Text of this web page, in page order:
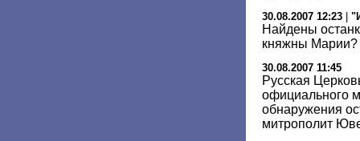
30.08.2007 12:23 |
Найдены
княжны Марии?
30.08.2007 11:45
Русская
официального
обнаружения
митрополит